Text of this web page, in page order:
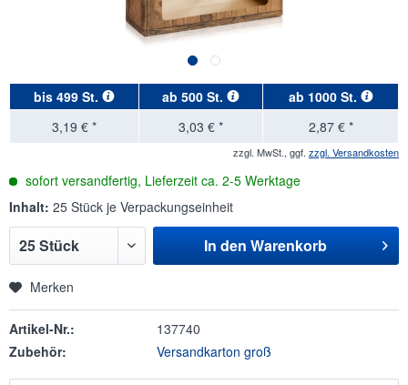
bis 499 St. ab 500 St. ab 1000 St.
3,19 € *
3,03 € * 2,87 € *
zzgl. MwSt., ggf. zzgl. Versandkosten
sofort versandfertig, Lieferzeit ca. 2-5 Werktage
Inhalt: 25 Stück je Verpackungseinheit
In den Warenkorb
Merken
Artikel-Nr.:
137740
Zubehör:
Versandkarton groß